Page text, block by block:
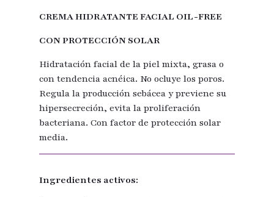
CREMA HIDRATANTE FACIAL OIL-FREE
CON PROTECCIÓN SOLAR
Hidratación facial de la piel mixta, grasa o
con tendencia acnéica. No ocluye los poros.
Regula la producción sebácea y previene su
hipersecreción, evita la proliferación
bacteriana. Con factor de protección solar
media.
Ingredientes activos: